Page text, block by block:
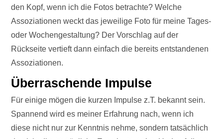
den Kopf, wenn ich die Fotos betrachte? Welche
Assoziationen weckt das jeweilige Foto für meine Tages-
oder Wochengestaltung? Der Vorschlag auf der
Rückseite vertieft dann einfach die bereits entstandenen
Assoziationen.
Überraschende Impulse
Für einige mögen die kurzen Impulse z.T. bekannt sein.
Spannend wird es meiner Erfahrung nach, wenn ich
diese nicht nur zur Kenntnis nehme, sondern tatsächlich